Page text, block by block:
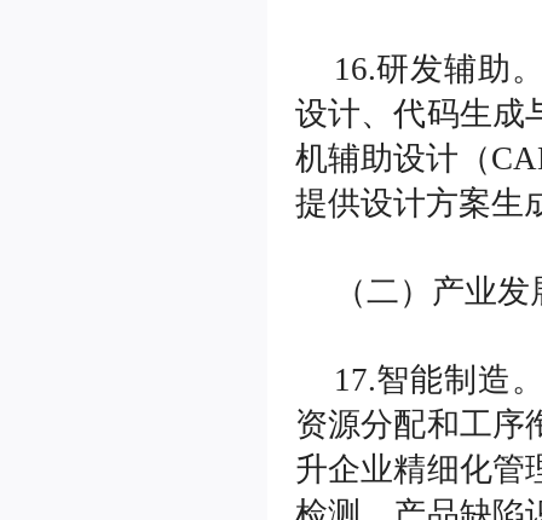
16.研发辅助
设计、代码生成
机辅助设计（
提供设计方案生
（二）产业发
17.智能制造
资源分配和工序
升企业精细化管